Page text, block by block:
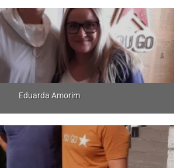
Eduarda Amorim